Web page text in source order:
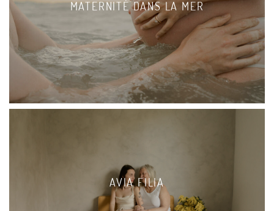
MATERNITÉ DANS LA MER
AVIA FILIA